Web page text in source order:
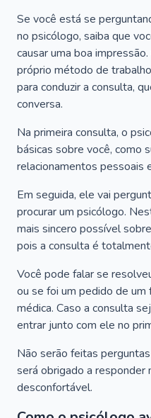
Se você está se
no psicólogo, saiba que
causar uma boa
próprio método de
para conduzir a consulta,
conversa.
Na primeira consulta, o
básicas sobre você, como
relacionamentos pessoais
Em seguida, ele vai
procurar um psicólogo.
mais sincero possível
pois a consulta é
Você pode falar se
ou se foi um pedido de um
médica. Caso a consulta
entrar junto com ele no
Não serão feitas
será obrigado a responder
desconfortável.